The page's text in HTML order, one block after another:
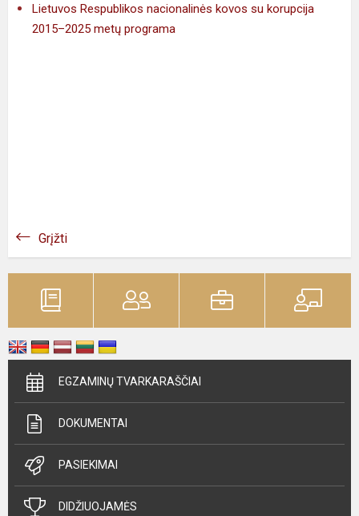
Lietuvos Respublikos nacionalinės kovos su korupcija
2015–2025 metų programa
Grįžti
EGZAMINŲ TVARKARAŠČIAI
DOKUMENTAI
PASIEKIMAI
DIDŽIUOJAMĖS